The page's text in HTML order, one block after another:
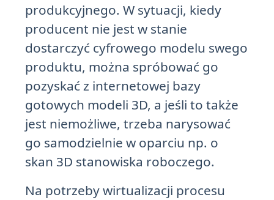
produkcyjnego. W sytuacji, kiedy
producent nie jest w stanie
dostarczyć cyfrowego modelu swego
produktu, można spróbować go
pozyskać z internetowej bazy
gotowych modeli 3D, a jeśli to także
jest niemożliwe, trzeba narysować
go samodzielnie w oparciu np. o
skan 3D stanowiska roboczego.
Na potrzeby wirtualizacji procesu